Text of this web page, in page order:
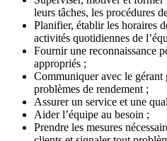
leurs tâches, les procédures
Planifier, établir les horaires
activités quotidiennes de
Fournir une reconnaissance
appropriés ;
Communiquer avec le
problèmes de rendement ;
Assurer un service et une
Aider l’équipe au besoin ;
Prendre les mesures